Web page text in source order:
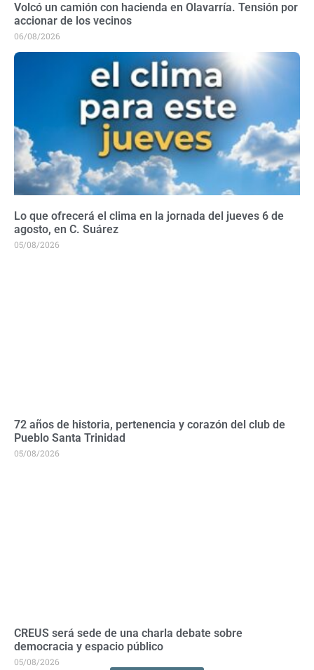
Volcó un camión con hacienda en Olavarría. Tensión por
accionar de los vecinos
06/08/2026
Lo que ofrecerá el clima en la jornada del jueves 6 de
agosto, en C. Suárez
05/08/2026
72 años de historia, pertenencia y corazón del club de
Pueblo Santa Trinidad
05/08/2026
CREUS será sede de una charla debate sobre
democracia y espacio público
05/08/2026